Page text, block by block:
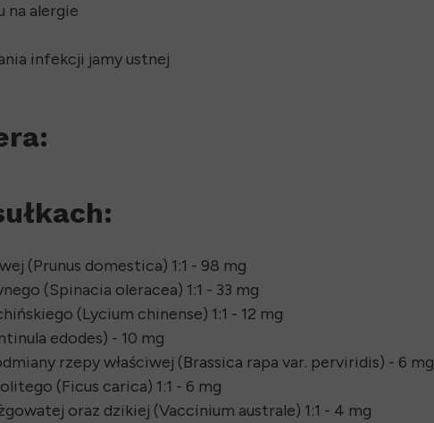
na alergie
infekcji jamy ustnej
(Prunus domestica) 1:1 - 98 mg
(Spinacia oleracea) 1:1 - 33 mg
(Lycium chinense) 1:1 - 12 mg
edodes) - 10 mg
rzepy właściwej (Brassica rapa var. perviridis) - 6 mg
(Ficus carica) 1:1 - 6 mg
oraz dzikiej (Vaccinium australe) 1:1 - 4 mg